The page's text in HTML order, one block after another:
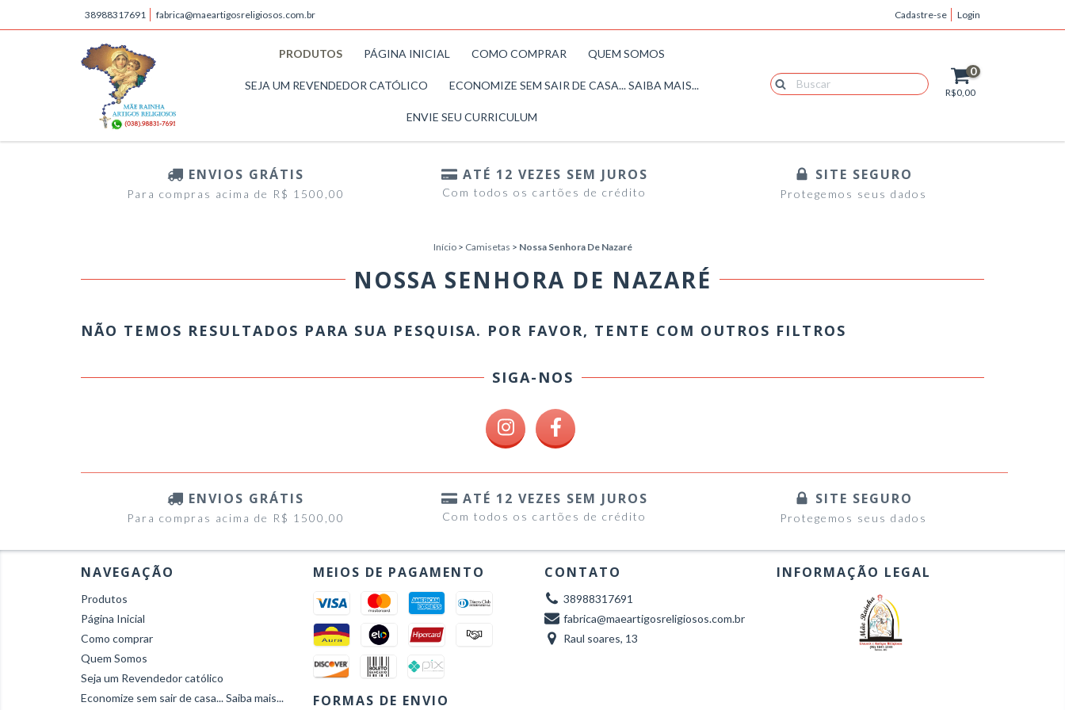
38988317691 fabrica@maeartigosreligiosos.com.br Cadastre-se Login
PRODUTOS PÁGINA INICIAL COMO COMPRAR QUEM SOMOS
SEJA UM REVENDEDOR CATÓLICO ECONOMIZE SEM SAIR DE CASA... SAIBA MAIS...
ENVIE SEU CURRICULUM
0
R$0,00
ENVIOS GRÁTIS
Para compras acima de R$ 1500,00
ATÉ 12 VEZES SEM JUROS
Com todos os cartões de crédito
SITE SEGURO
Protegemos seus dados
Início > Camisetas > Nossa Senhora De Nazaré
NOSSA SENHORA DE NAZARÉ
NÃO TEMOS RESULTADOS PARA SUA PESQUISA. POR FAVOR, TENTE COM OUTROS FILTROS
SIGA-NOS
ENVIOS GRÁTIS
Para compras acima de R$ 1500,00
ATÉ 12 VEZES SEM JUROS
Com todos os cartões de crédito
SITE SEGURO
Protegemos seus dados
NAVEGAÇÃO
Produtos
Página Inicial
Como comprar
Quem Somos
Seja um Revendedor católico
Economize sem sair de casa... Saiba mais...
MEIOS DE PAGAMENTO
FORMAS DE ENVIO
CONTATO
38988317691
fabrica@maeartigosreligiosos.com.br
Raul soares, 13
INFORMAÇÃO LEGAL